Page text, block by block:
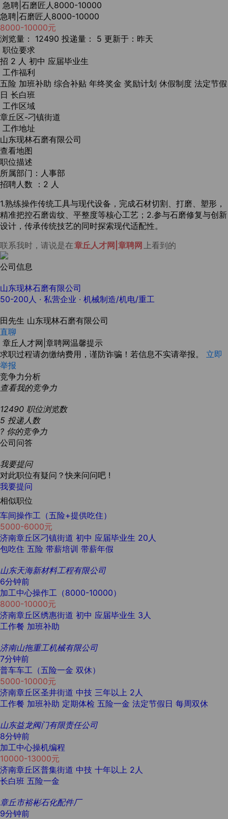
急聘|石磨匠人8000-10000
急聘|石磨匠人8000-10000
8000-10000元
浏览量： 12490 投递量： 5 更新于：昨天
职位要求
招 2 人 初中 应届毕业生
工作福利
五险 加班补助 综合补贴 年终奖金 奖励计划 休假制度 法定节假
日 长白班
工作区域
章丘区-刁镇街道
工作地址
山东现林石磨有限公司
查看地图
职位描述
所属部门：人事部
招聘人数 ：2 人
1.熟练操作传统工具与现代设备，完成石材切割、打磨、塑形，
精准把控石磨齿纹、平整度等核心工艺；2.参与石磨修复与创新
设计，传承传统技艺的同时探索现代适配性。
联系我时，请说是在章丘人才网|章聘网 上看到的
公司信息
山东现林石磨有限公司
50-200人 · 私营企业 · 机械制造/机电/重工
田先生 山东现林石磨有限公司
直聊
章丘人才网|章聘网温馨提示
求职过程请勿缴纳费用，谨防诈骗！若信息不实请举报。 立即
举报
竞争力分析
查看我的竞争力
12490 职位浏览数
5 投递人数
? 你的竞争力
公司问答
我要提问
对此职位有疑问？快来问问吧 !
我要提问
相似职位
车间操作工（五险+提供吃住）
5000-6000元
济南章丘区刁镇街道 初中 应届毕业生 20人
包吃住 五险 带薪培训 带薪年假
山东天海新材料工程有限公司
6分钟前
加工中心操作工（8000-10000）
8000-10000元
济南章丘区绣惠街道 初中 应届毕业生 3人
工作餐 加班补助
济南山拖重工机械有限公司
7分钟前
普车车工（五险一金 双休）
5000-10000元
济南章丘区圣井街道 中技 三年以上 2人
工作餐 加班补助 定期体检 五险一金 法定节假日 每周双休
山东益龙阀门有限责任公司
8分钟前
加工中心操机编程
10000-13000元
济南章丘区普集街道 中技 十年以上 2人
长白班 五险一金
章丘市裕彬石化配件厂
9分钟前